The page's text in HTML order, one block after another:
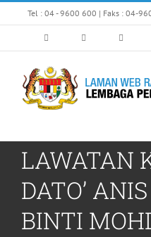
to
Tel : 04 - 9600 600 | Faks : 04-
LAWATAN
DATO’
BINTI